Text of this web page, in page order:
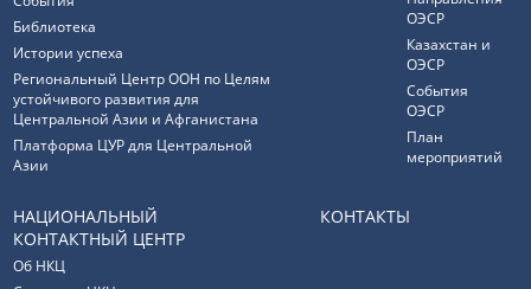
Библиотека
Истории успеха
Региональный Центр ООН по Целям
устойчивого развития для
Центральной Азии и Афганистана
Платформа ЦУР для Центральной
Азии
ОЭСР
Казахстан и
ОЭСР
События
ОЭСР
План
мероприятий
НАЦИОНАЛЬНЫЙ
КОНТАКТНЫЙ ЦЕНТР
Об НКЦ
КОНТАКТЫ